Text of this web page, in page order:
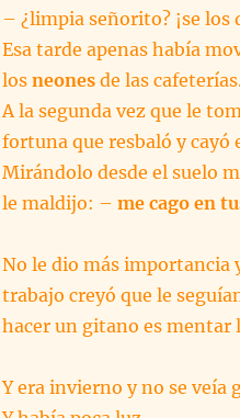
– ¿limpia señorito? ¡se los
Esa tarde apenas había
los neonesde las
A la segunda vez que le
fortuna que resbaló y cayó
Mirándolo desde el suelo
le maldijo: – me cago en
No le dio más importancia
trabajo creyó que le
hacer un gitano es mentar
Y era invierno y no se veía